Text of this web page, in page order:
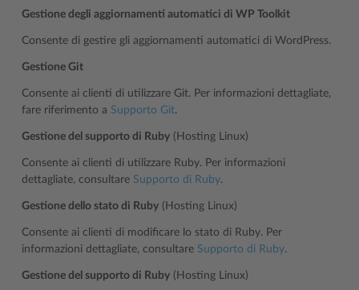
Gestione degli aggiornamenti automatici di WP Toolkit
Consente di gestire gli aggiornamenti automatici di WordPress.
Gestione Git
Consente ai clienti di utilizzare Git. Per informazioni dettagliate,
fare riferimento a Supporto Git.
Gestione del supporto di Ruby (Hosting Linux)
Consente ai clienti di utilizzare Ruby. Per informazioni
dettagliate, consultare Supporto di Ruby.
Gestione dello stato di Ruby (Hosting Linux)
Consente ai clienti di modificare lo stato di Ruby. Per
informazioni dettagliate, consultare Supporto di Ruby.
Gestione del supporto di Ruby (Hosting Linux)